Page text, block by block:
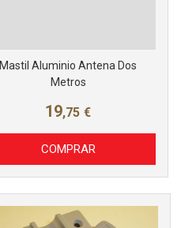
Mastil Aluminio Antena Dos
Metros
19,75 €
COMPRAR